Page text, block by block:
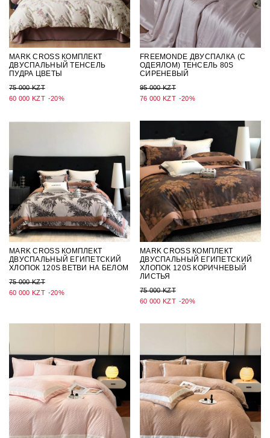
MARK CROSS КОМПЛЕКТ
ДВУСПАЛЬНЫЙ ТЕНСЕЛЬ
ПУДРА ЦВЕТЫ
75 000 KZT
60 000 KZT -20%
FREEMONDE ДВУСПАЛКА (С
ОДЕЯЛОМ) ТЕНСЕЛЬ 80S
СИРЕНЕВЫЙ
95 000 KZT
76 000 KZT -20%
MARK CROSS КОМПЛЕКТ
ДВУСПАЛЬНЫЙ ЕГИПЕТСКИЙ
ХЛОПОК 120S ВЕТВИ НА БЕЛОМ
75 000 KZT
60 000 KZT -20%
MARK CROSS КОМПЛЕКТ
ДВУСПАЛЬНЫЙ ЕГИПЕТСКИЙ
ХЛОПОК 120S КОРИЧНЕВЫЙ
ЛИСТЬЯ
75 000 KZT
60 000 KZT -20%